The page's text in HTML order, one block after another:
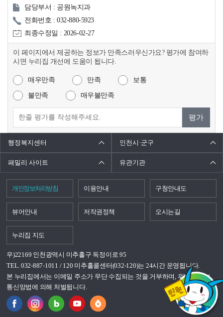
담당부서 : 공원녹지과
전화번호 : 032-880-5923
최종수정일 : 2026-02-27
이 페이지에서 제공하는 정보가 만족스러우신가요? 평가에 참여하
시면 누리집 개선에 도움이 됩니다.
매우만족 만족 보통
불만족 매우불만족
평가
행정복지센터 인천시·군구
패밀리 사이트 유관기관
개인정보처리방침 이용안내 구청안내도
뷰어안내 저작권정책 오시는길
누리집 지도
우)22169 인천광역시 미추홀구 독정이로 95
TEL. 032-887-1011 / 120 미추홀콜센터(032-120)는 24시간 운영됩니다.
본 누리집에서는 이메일 주소가 무단 수집되는 것을 거부하며, 위반시 정보
통신망법에 의해 처벌됩니다.